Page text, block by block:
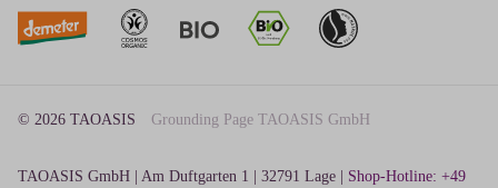
© 2026 TAOASIS Grounding Page TAOASIS GmbH
TAOASIS GmbH | Am Duftgarten 1 | 32791 Lage | Shop-Hotline: +49